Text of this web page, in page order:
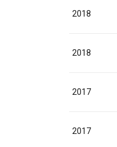
2018
2018
2017
2017